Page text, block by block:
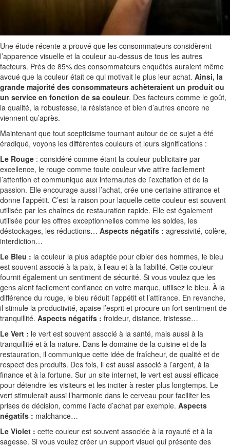
Une étude récente a prouvé que les consommateurs considèrent
l’apparence visuelle et la couleur au-dessus de tous les autres
facteurs. Près de 85% des consommateurs enquêtés auraient même
avoué que la couleur était ce qui motivait le plus leur achat. Ainsi, la
grande majorité des consommateurs achèteraient un produit ou
un service en fonction de sa couleur. Des facteurs comme le goût,
la qualité, la robustesse, la résistance et bien d’autres encore ne
viennent qu’après.
Maintenant que tout scepticisme tournant autour de ce sujet a été
éradiqué, voyons les différentes couleurs et leurs significations :
Le Rouge : considéré comme étant la couleur publicitaire par
excellence, le rouge comme toute couleur vive attire facilement
l’attention et communique aux internautes de l’excitation et de la
passion. Elle encourage aussi l’achat, crée une certaine attirance et
donne l’appétit. C’est la raison pour laquelle cette couleur est souvent
utilisée par les chaînes de restauration rapide. Elle est également
utilisée pour les offres exceptionnelles comme les soldes, les
déstockages, les réductions… Aspects négatifs : agressivité, colère,
interdiction…
Le Bleu : la couleur la plus adaptée pour cibler des hommes, le bleu
est souvent associé à la paix, à l’eau et à la fiabilité. Cette couleur
fournit également un sentiment de sécurité. Si vous voulez que les
gens aient facilement confiance en votre marque, utilisez le bleu. À la
différence du rouge, le bleu réduit l’appétit et l’attirance. En revanche,
il stimule la productivité, apaise l’esprit et procure un fort sentiment de
tranquillité. Aspects négatifs : froideur, distance, tristesse…
Le Vert : le vert est souvent associé à la santé, mais aussi à la
tranquillité et à la nature. Dans le domaine de la cuisine et de la
restauration, il communique cette idée de fraîcheur, de qualité et de
respect des produits. Des fois, il est aussi associé à l’argent, à la
finance et à la fortune. Sur un site internet, le vert est aussi efficace
pour détendre les visiteurs et les inciter à rester plus longtemps. Le
vert stimulerait aussi l’harmonie dans le cerveau pour faciliter les
prises de décision, comme l’acte d’achat par exemple. Aspects
négatifs : malchance…
Le Violet : cette couleur est souvent associée à la royauté et à la
sagesse. Si vous voulez créer un support visuel qui présente des